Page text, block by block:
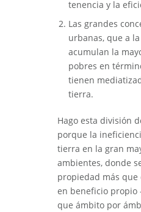
tenencia y la
Las grandes
urbanas, que a
acumulan la
pobres en
tienen
tierra.
Hago esta división
porque la
tierra en la gran
ambientes, donde
propiedad más que
en beneficio propio
que ámbito por